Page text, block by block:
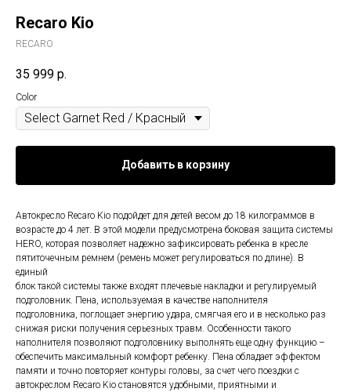
Recaro Kio
RECARO
35 999 р.
Color
Добавить в корзину
Автокресло Recaro Kio подойдет для детей весом до 18 килограммов в
возрасте до 4 лет. В этой модели предусмотрена боковая защита системы
HERO, которая позволяет надежно зафиксировать ребенка в кресле
пятиточечным ремнем (ремень может регулироваться по длине). В
единый
блок такой системы также входят плечевые накладки и регулируемый
подголовник. Пена, используемая в качестве наполнителя
подголовника, поглощает энергию удара, смягчая его и в несколько раз
снижая риски получения серьезных травм. Особенности такого
наполнителя позволяют подголовнику выполнять еще одну функцию –
обеспечить максимальный комфорт ребенку. Пена обладает эффектом
памяти и точно повторяет контуры головы, за счет чего поездки с
автокреслом Recaro Kio становятся удобными, приятными и